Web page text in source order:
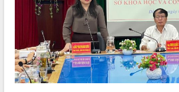
Không có file video nào để phát.
ALBUM ẢNH